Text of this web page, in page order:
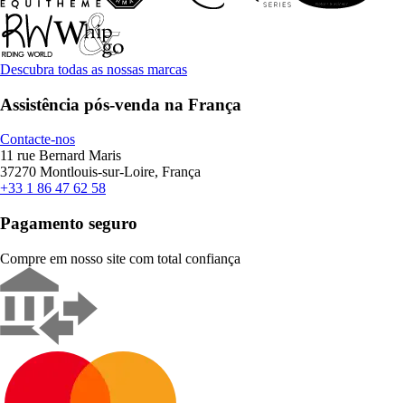
Descubra todas as nossas marcas
Assistência pós-venda na França
Contacte-nos
11 rue Bernard Maris
37270 Montlouis-sur-Loire, França
+33 1 86 47 62 58
Pagamento seguro
Compre em nosso site com total confiança